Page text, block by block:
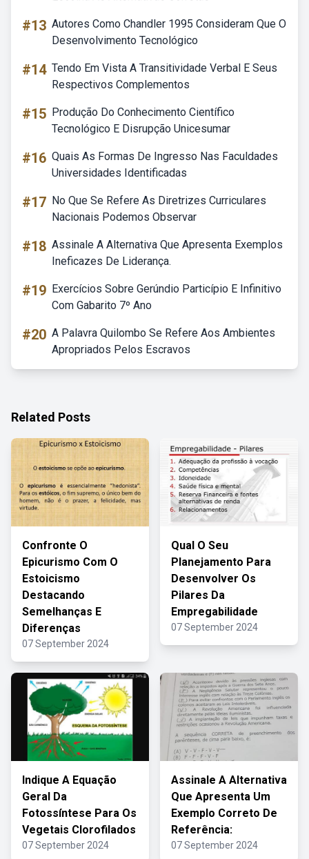
#13 Autores Como Chandler 1995 Consideram Que O
Desenvolvimento Tecnológico
#14 Tendo Em Vista A Transitividade Verbal E Seus
Respectivos Complementos
#15 Produção Do Conhecimento Científico
Tecnológico E Disrupção Unicesumar
#16 Quais As Formas De Ingresso Nas Faculdades
Universidades Identificadas
#17 No Que Se Refere As Diretrizes Curriculares
Nacionais Podemos Observar
#18 Assinale A Alternativa Que Apresenta Exemplos
Ineficazes De Liderança.
#19 Exercícios Sobre Gerúndio Particípio E Infinitivo
Com Gabarito 7º Ano
#20 A Palavra Quilombo Se Refere Aos Ambientes
Apropriados Pelos Escravos
Related Posts
Confronte O
Epicurismo Com O
Estoicismo
Destacando
Semelhanças E
Diferenças
07 September 2024
Qual O Seu
Planejamento Para
Desenvolver Os
Pilares Da
Empregabilidade
07 September 2024
Indique A Equação
Geral Da
Fotossíntese Para Os
Vegetais Clorofilados
07 September 2024
Assinale A Alternativa
Que Apresenta Um
Exemplo Correto De
Referência:
07 September 2024